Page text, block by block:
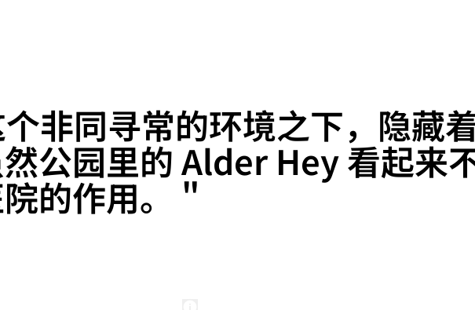
非同寻常的环境之下，隐藏
公园里的 Alder Hey 看起来
的作用。 "